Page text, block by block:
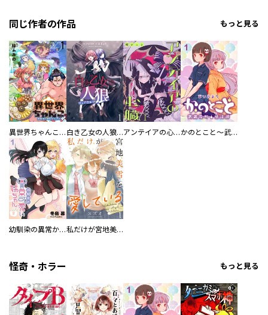
同じ作者の作品 もっと見る
異世界ちゃんこ～横綱目前に召喚されたんだが～ 【連載版】 白き乙女の人狼（ウェアウルフ） 【連載版】 アンテイアの心臓 【連載版】 かのとこと～武蔵花町怪話譚～ 【連載版】
幼馴染の異常かわいい妹ちゃん 【連載版】 私だけが宮地美雪を愛している 【連載版】
怪奇・ホラー もっと見る